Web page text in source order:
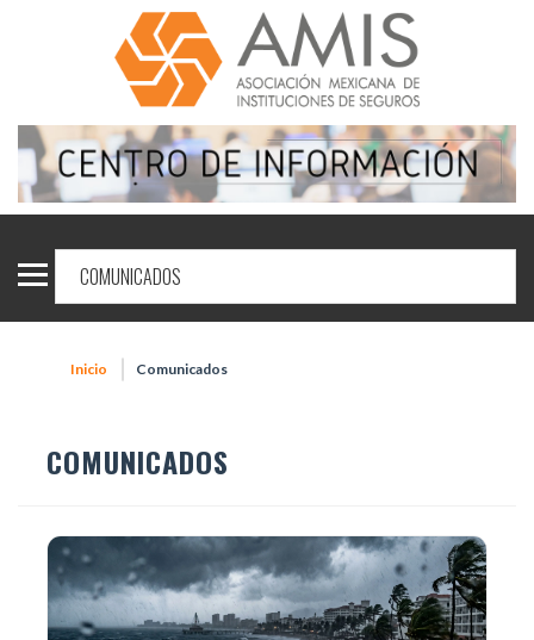
Inicio Comunicados
COMUNICADOS